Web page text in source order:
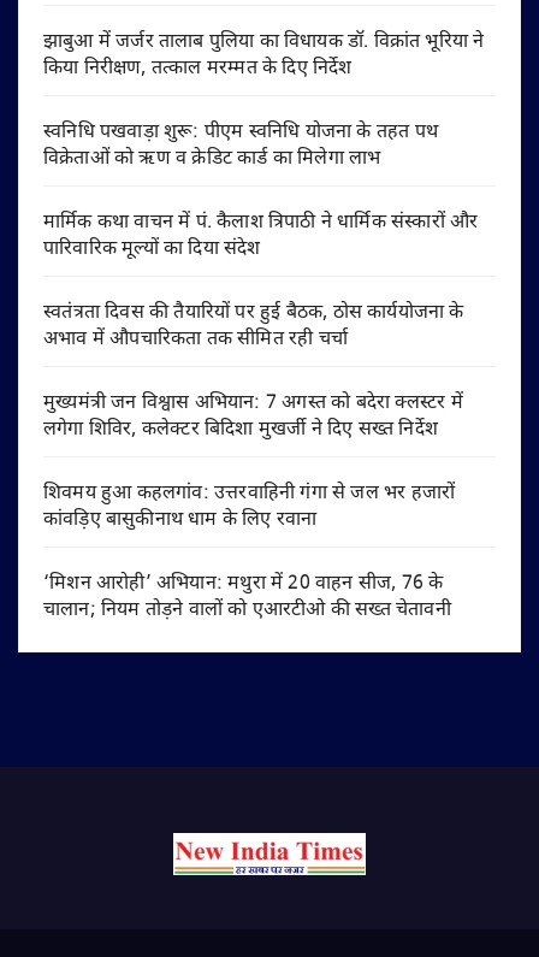
झाबुआ में जर्जर तालाब पुलिया का विधायक डॉ. विक्रांत भूरिया ने
किया निरीक्षण, तत्काल मरम्मत के दिए निर्देश
स्वनिधि पखवाड़ा शुरू: पीएम स्वनिधि योजना के तहत पथ
विक्रेताओं को ऋण व क्रेडिट कार्ड का मिलेगा लाभ
मार्मिक कथा वाचन में पं. कैलाश त्रिपाठी ने धार्मिक संस्कारों और
पारिवारिक मूल्यों का दिया संदेश
स्वतंत्रता दिवस की तैयारियों पर हुई बैठक, ठोस कार्ययोजना के
अभाव में औपचारिकता तक सीमित रही चर्चा
मुख्यमंत्री जन विश्वास अभियान: 7 अगस्त को बदेरा क्लस्टर में
लगेगा शिविर, कलेक्टर बिदिशा मुखर्जी ने दिए सख्त निर्देश
शिवमय हुआ कहलगांव: उत्तरवाहिनी गंगा से जल भर हजारों
कांवड़िए बासुकीनाथ धाम के लिए रवाना
‘मिशन आरोही’ अभियान: मथुरा में 20 वाहन सीज, 76 के
चालान; नियम तोड़ने वालों को एआरटीओ की सख्त चेतावनी